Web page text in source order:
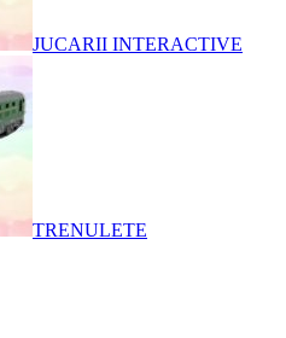
JUCARII INTERACTIVE
TRENULETE